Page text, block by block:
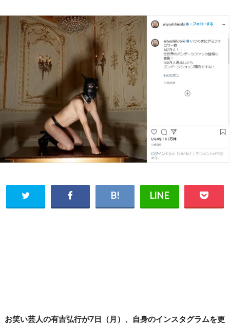
お笑い芸人の有吉弘行が7日（月）、自身のインスタグラムを更